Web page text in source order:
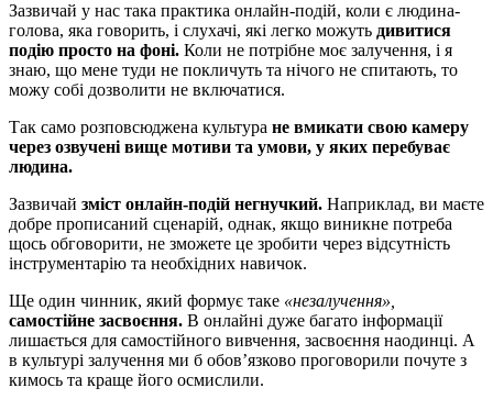
Зазвичай у нас така практика онлайн-подій, коли є людина-
голова, яка говорить, і слухачі, які легко можуть дивитися
подію просто на фоні. Коли не потрібне моє залучення, і я
знаю, що мене туди не покличуть та нічого не спитають, то
можу собі дозволити не включатися.
Так само розповсюджена культура не вмикати свою камеру
через озвучені вище мотиви та умови, у яких перебуває
людина.
Зазвичай зміст онлайн-подій негнучкий. Наприклад, ви маєте
добре прописаний сценарій, однак, якщо виникне потреба
щось обговорити, не зможете це зробити через відсутність
інструментарію та необхідних навичок.
Ще один чинник, який формує таке «незалучення»,
самостійне засвоєння. В онлайні дуже багато інформації
лишається для самостійного вивчення, засвоєння наодинці. А
в культурі залучення ми б обов’язково проговорили почуте з
кимось та краще його осмислили.